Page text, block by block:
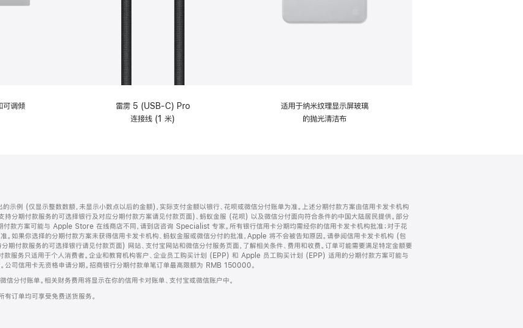
调倾
雷雳 5 (USB-C) Pro
连接线 (1 米)
适用于纳米纹理显示屏玻璃
的抛光清洁布
示例 (仅显示整数数额，未显示小数点以后的金额)，实际支付金额以银行、花呗或微信分付账单为准。上述分期付款方案由信用卡发卡机构
持分期付款服务的可选择银行及对应分期付款方案请见付款页面)、蚂蚁金服 (花呗) 以及微信分付面向符合条件的中国大陆居民提供。部分
款方案可能与 Apple Store 在线商店不同，请到店咨询 Specialist 专家。所有银行信用卡分期均需经你的信用卡发卡机构批准；对于花
。如果你选择的分期付款方案未获得信用卡发卡机构、蚂蚁金服或微信分付的批准，Apple 将不会被告知原因。请参阅信用卡发卡机构 (包
期付款服务的可选择银行请见付款页面) 网站、支付宝网站和微信分付服务页面，了解相关条件、费用和收费。订单可能需要满足特定金额要
款服务只适用于个人消费者。企业和教育机构客户、企业员工购买计划 (EPP) 和 Apple 员工购买计划 (EPP) 适用的分期付款方案可能与
公司信用卡无资格申请分期。招商银行分期付款单笔订单最高限额为 RMB 150000。
分付账单。相关财务费用将显示在你的信用卡对账单、支付宝或微信账户中。
有订单均可享受免费送货服务。